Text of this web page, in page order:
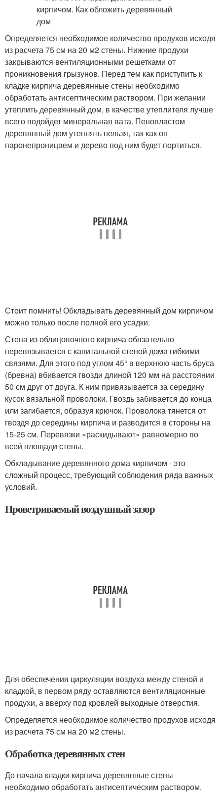
Определяется необходимое количество продухов исходя
из расчета 75 см на 20 м2 стены. Нижние продухи
закрываются вентиляционными решетками от
проникновения грызунов. Перед тем как приступить к
кладке кирпича деревянные стены необходимо
обработать антисептическим раствором. При желании
утеплить деревянный дом, в качестве утеплителя лучше
всего подойдет минеральная вата. Пенопластом
деревянный дом утеплять нельзя, так как он
паронепроницаем и дерево под ним будет портиться.
Стоит помнить! Обкладывать деревянный дом кирпичом
можно только после полной его усадки.
Стена из облицовочного кирпича обязательно
перевязывается с капитальной стеной дома гибкими
связями. Для этого под углом 45° в верхнюю часть бруса
(бревна) вбивается гвозди длиной 120 мм на расстоянии
50 см друг от друга. К ним привязывается за середину
кусок вязальной проволоки. Гвоздь забивается до конца
или загибается, образуя крючок. Проволока тянется от
гвоздя до середины кирпича и разводится в стороны на
15-25 см. Перевязки «раскидывают» равномерно по
всей площади стены.
Обкладывание деревянного дома кирпичом - это
сложный процесс, требующий соблюдения ряда важных
условий.
Проветриваемый воздушный зазор
Для обеспечения циркуляции воздуха между стеной и
кладкой, в первом ряду оставляются вентиляционные
продухи, а вверху под кровлей выходные отверстия.
Определяется необходимое количество продухов исходя
из расчета 75 см на 20 м2 стены.
Обработка деревянных стен
До начала кладки кирпича деревянные стены
необходимо обработать антисептическим раствором.